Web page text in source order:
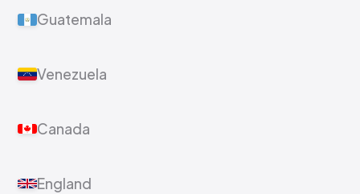
Guatemala
Venezuela
Canada
England